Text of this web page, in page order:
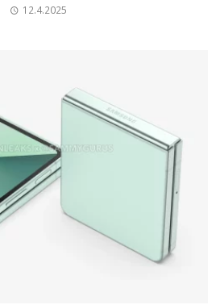
12.4.2025